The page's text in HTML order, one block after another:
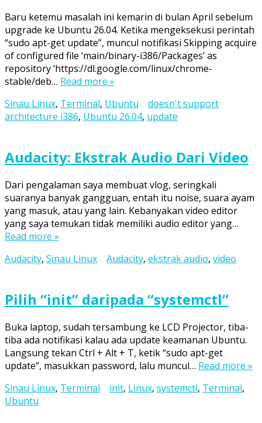
Baru ketemu masalah ini kemarin di bulan April sebelum
upgrade ke Ubuntu 26.04. Ketika mengeksekusi perintah
“sudo apt-get update”, muncul notifikasi Skipping acquire
of configured file ‘main/binary-i386/Packages’ as
repository ‘https://dl.google.com/linux/chrome-
stable/deb… Read more »
Sinau Linux, Terminal, Ubuntu
doesn't support
architecture i386, Ubuntu 26.04, update
Audacity: Ekstrak Audio Dari Video
Dari pengalaman saya membuat vlog, seringkali
suaranya banyak gangguan, entah itu noise, suara ayam
yang masuk, atau yang lain. Kebanyakan video editor
yang saya temukan tidak memiliki audio editor yang…
Read more »
Audacity, Sinau Linux Audacity, ekstrak audio, video
Pilih “init” daripada “systemctl”
Buka laptop, sudah tersambung ke LCD Projector, tiba-
tiba ada notifikasi kalau ada update keamanan Ubuntu.
Langsung tekan Ctrl + Alt + T, ketik “sudo apt-get
update”, masukkan password, lalu muncul… Read more »
Sinau Linux, Terminal init, Linux, systemctl, Terminal,
Ubuntu